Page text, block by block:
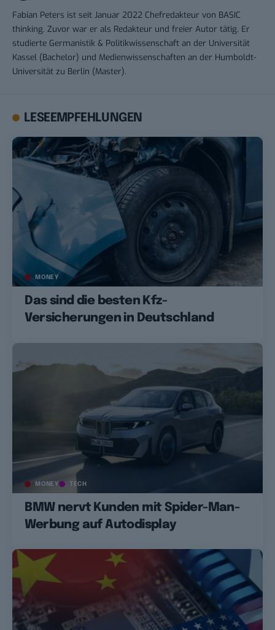
Fabian Peters ist seit Januar 2022 Chefredakteur von BASIC
thinking. Zuvor war er als Redakteur und freier Autor tätig. Er
studierte Germanistik & Politikwissenschaft an der Universität
Kassel (Bachelor) und Medienwissenschaften an der Humboldt-
Universität zu Berlin (Master).
LESEEMPFEHLUNGEN
MONEY
Das sind die besten Kfz-
Versicherungen in Deutschland
MONEY TECH
BMW nervt Kunden mit Spider-Man-
Werbung auf Autodisplay